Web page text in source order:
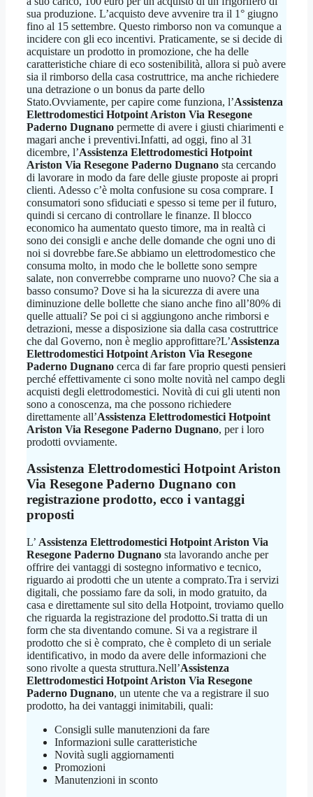
sua produzione. L’acquisto deve avvenire tra il 1° giugno
fino al 15 settembre. Questo rimborso non va comunque a
incidere con gli eco incentivi. Praticamente, se si decide di
acquistare un prodotto in promozione, che ha delle
caratteristiche chiare di eco sostenibilità, allora si può avere
sia il rimborso della casa costruttrice, ma anche richiedere
una detrazione o un bonus da parte dello
Stato.Ovviamente, per capire come funziona, l’Assistenza
Elettrodomestici Hotpoint Ariston Via Resegone
Paderno Dugnano permette di avere i giusti chiarimenti e
magari anche i preventivi.Infatti, ad oggi, fino al 31
dicembre, l’Assistenza Elettrodomestici Hotpoint
Ariston Via Resegone Paderno Dugnano sta cercando
di lavorare in modo da fare delle giuste proposte ai propri
clienti. Adesso c’è molta confusione su cosa comprare. I
consumatori sono sfiduciati e spesso si teme per il futuro,
quindi si cercano di controllare le finanze. Il blocco
economico ha aumentato questo timore, ma in realtà ci
sono dei consigli e anche delle domande che ogni uno di
noi si dovrebbe fare.Se abbiamo un elettrodomestico che
consuma molto, in modo che le bollette sono sempre
salate, non converrebbe comprarne uno nuovo? Che sia a
basso consumo? Dove si ha la sicurezza di avere una
diminuzione delle bollette che siano anche fino all’80% di
quelle attuali? Se poi ci si aggiungono anche rimborsi e
detrazioni, messe a disposizione sia dalla casa costruttrice
che dal Governo, non è meglio approfittare?L’Assistenza
Elettrodomestici Hotpoint Ariston Via Resegone
Paderno Dugnano cerca di far fare proprio questi pensieri
perché effettivamente ci sono molte novità nel campo degli
acquisti degli elettrodomestici. Novità di cui gli utenti non
sono a conoscenza, ma che possono richiedere
direttamente all’Assistenza Elettrodomestici Hotpoint
Ariston Via Resegone Paderno Dugnano, per i loro
prodotti ovviamente.
Assistenza Elettrodomestici Hotpoint Ariston
Via Resegone Paderno Dugnano con
registrazione prodotto, ecco i vantaggi
proposti
L’ Assistenza Elettrodomestici Hotpoint Ariston Via
Resegone Paderno Dugnano sta lavorando anche per
offrire dei vantaggi di sostegno informativo e tecnico,
riguardo ai prodotti che un utente a comprato.Tra i servizi
digitali, che possiamo fare da soli, in modo gratuito, da
casa e direttamente sul sito della Hotpoint, troviamo quello
che riguarda la registrazione del prodotto.Si tratta di un
form che sta diventando comune. Si va a registrare il
prodotto che si è comprato, che è completo di un seriale
identificativo, in modo da avere delle informazioni che
sono rivolte a questa struttura.Nell’Assistenza
Elettrodomestici Hotpoint Ariston Via Resegone
Paderno Dugnano, un utente che va a registrare il suo
prodotto, ha dei vantaggi inimitabili, quali:
Consigli sulle manutenzioni da fare
Informazioni sulle caratteristiche
Novità sugli aggiornamenti
Promozioni
Manutenzioni in sconto